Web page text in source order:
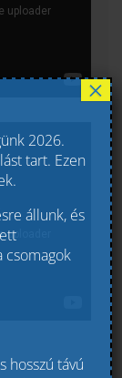
2026.
tart. Ezen
állunk, és
csomagok
hosszú távú
×